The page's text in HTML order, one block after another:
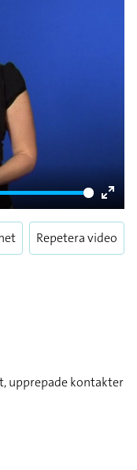
Enter
Repetera video
upprepade kontakter